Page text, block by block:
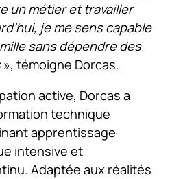
un métier et travailler
je me sens capable
sans dépendre des
», témoigne Dorcas.
active, Dorcas a
technique
apprentissage
intensive et
Adaptée aux réalités